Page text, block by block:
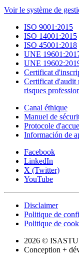
Voir le système de
ISO 9001:2015
ISO 14001:2015
ISO 45001:2018
UNE
UNE
Certificat
Certificat d'audit
risques
Canal éthique
Manuel de
Protocole
Información de
Facebook
LinkedIn
X (Twitter)
YouTube
Disclaimer
Politique de
Politique de
2026 ©
Conception +